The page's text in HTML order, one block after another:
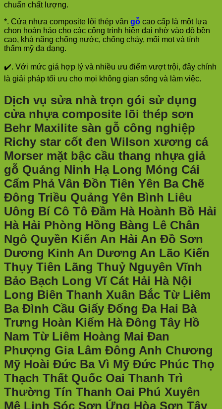
chuẩn chất lượng.
*. Cửa nhựa composite lõi thép vân gỗ cao cấp là một lựa
chọn hoàn hảo cho các công trình hiện đại nhờ vào độ bền
cao, khả năng chống nước, chống cháy, mối mọt và tính
thẩm mỹ đa dạng.
✔️. Với mức giá hợp lý và nhiều ưu điểm vượt trội, đây chính
là giải pháp tối ưu cho mọi không gian sống và làm việc.
Dịch vụ sửa nhà trọn gói sử dụng
cửa nhựa composite lõi thép sơn
Behr Maxilite sàn gỗ công nghiệp
Richy star cốt đen Wilson xương cá
Morser mặt bậc cầu thang nhựa giả
gỗ Quảng Ninh Hạ Long Móng Cái
Cẩm Phả Vân Đồn Tiên Yên Ba Chẽ
Đông Triều Quảng Yên Bình Liêu
Uông Bí Cô Tô Đầm Hà Hoành Bồ Hải
Hà Hải Phòng Hồng Bàng Lê Chân
Ngô Quyền Kiến An Hải An Đồ Sơn
Dương Kinh An Dương An Lão Kiến
Thụy Tiên Lãng Thuỷ Nguyên Vĩnh
Bảo Bạch Long Vĩ Cát Hải Hà Nội
Long Biên Thanh Xuân Bắc Từ Liêm
Ba Đình Cầu Giấy Đống Đa Hai Bà
Trưng Hoàn Kiếm Hà Đông Tây Hồ
Nam Từ Liêm Hoàng Mai Đan
Phượng Gia Lâm Đông Anh Chương
Mỹ Hoài Đức Ba Vì Mỹ Đức Phúc Thọ
Thạch Thất Quốc Oai Thanh Trì
Thường Tín Thanh Oai Phú Xuyên
Mê Linh Sóc Sơn Ứng Hòa Sơn Tây